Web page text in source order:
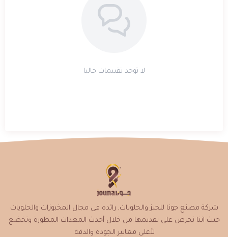
لا توجد تقييمات حاليا
شركة مصنع جونا للخبز والحلويات, رائده في مجال المخبوزات والحلويات
حيث اننا نحرص على تقديمها من خلال أحدث المعدات المطورة وتخضع
لأعلى معايير الجودة والدقة.